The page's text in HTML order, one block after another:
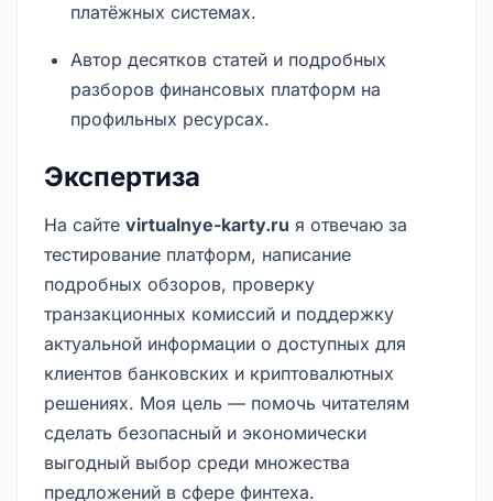
платёжных системах.
Автор десятков статей и подробных
разборов финансовых платформ на
профильных ресурсах.
Экспертиза
На сайте virtualnye-karty.ru я отвечаю за
тестирование платформ, написание
подробных обзоров, проверку
транзакционных комиссий и поддержку
актуальной информации о доступных для
клиентов банковских и криптовалютных
решениях. Моя цель — помочь читателям
сделать безопасный и экономически
выгодный выбор среди множества
предложений в сфере финтеха.